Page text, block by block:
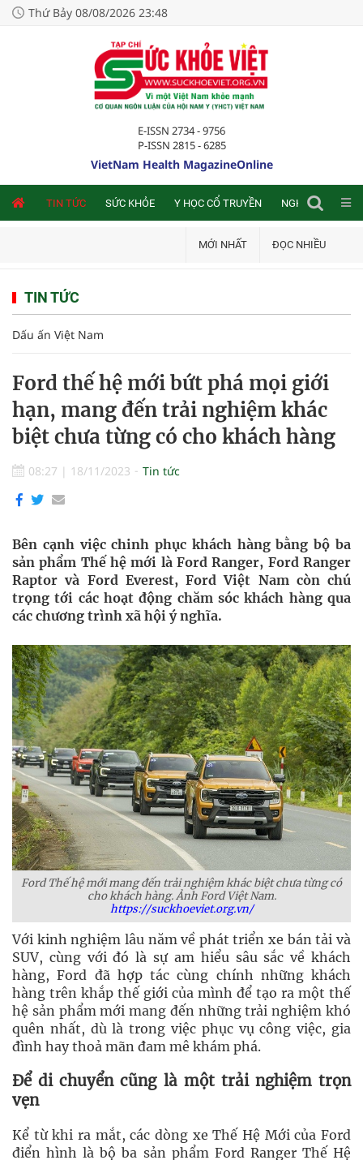
Thứ Bảy 08/08/2026 23:48
E-ISSN 2734 - 9756
P-ISSN 2815 - 6285
VietNam Health MagazineOnline
TIN TỨC SỨC KHỎE Y HỌC CỔ TRUYỀN NGHIÊN CỨU
MỚI NHẤT ĐỌC NHIỀU
TIN TỨC
Dấu ấn Việt Nam
Ford thế hệ mới bứt phá mọi giới
hạn, mang đến trải nghiệm khác
biệt chưa từng có cho khách hàng
08:27 | 18/11/2023 Tin tức
Bên cạnh việc chinh phục khách hàng bằng bộ ba
sản phẩm Thế hệ mới là Ford Ranger, Ford Ranger
Raptor và Ford Everest, Ford Việt Nam còn chú
trọng tới các hoạt động chăm sóc khách hàng qua
các chương trình xã hội ý nghĩa.
Ford Thế hệ mới mang đến trải nghiệm khác biệt chưa từng có
cho khách hàng. Ảnh Ford Việt Nam.
https://suckhoeviet.org.vn/
Với kinh nghiệm lâu năm về phát triển xe bán tải và
SUV, cùng với đó là sự am hiểu sâu sắc về khách
hàng, Ford đã hợp tác cùng chính những khách
hàng trên khắp thế giới của mình để tạo ra một thế
hệ sản phẩm mới mang đến những trải nghiệm khó
quên nhất, dù là trong việc phục vụ công việc, gia
đình hay thoả mãn đam mê khám phá.
Để di chuyển cũng là một trải nghiệm trọn
vẹn
Kể từ khi ra mắt, các dòng xe Thế Hệ Mới của Ford
điển hình là bộ ba sản phẩm Ford Ranger Thế Hệ